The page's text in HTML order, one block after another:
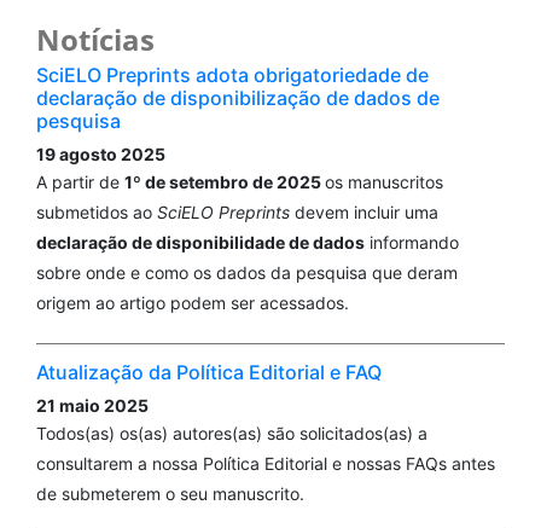
Notícias
SciELO Preprints adota obrigatoriedade de
declaração de disponibilização de dados de
pesquisa
19 agosto 2025
A partir de 1º de setembro de 2025os manuscritos
submetidos ao SciELO Preprints devem incluir uma
declaração de disponibilidade de dados informando
sobre onde e como os dados da pesquisa que deram
origem ao artigo podem ser acessados.
Atualização da Política Editorial e FAQ
21 maio 2025
Todos(as) os(as) autores(as) são solicitados(as) a
consultarem a nossa Política Editorial e nossas FAQs antes
de submeterem o seu manuscrito.